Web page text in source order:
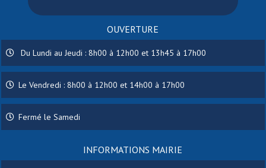
OUVERTURE
Du Lundi au Jeudi : 8h00 à 12h00 et 13h45 à 17h00
Le Vendredi : 8h00 à 12h00 et 14h00 à 17h00
Fermé le Samedi
INFORMATIONS MAIRIE